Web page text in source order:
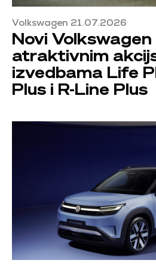
Volkswagen 21.07.2026
Novi Volkswagen
atraktivnim
izvedbama Life
Plus i R-Line Plus